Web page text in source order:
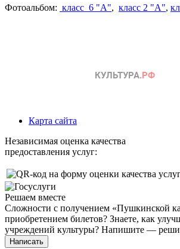
Фотоальбом: класс 6 "А", класс 2 "А",
Карта сайта
Независимая оценка качества
предоставления услуг:
Решаем вместе
Сложности с получением «Пушкинской
приобретением билетов? Знаете, как
учреждений культуры? Напишите —
Написать